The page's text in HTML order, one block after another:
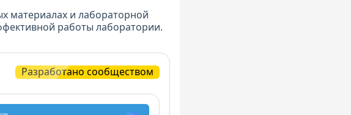
материалах и лабораторной
работы лаборатории.
Разработано сообществом